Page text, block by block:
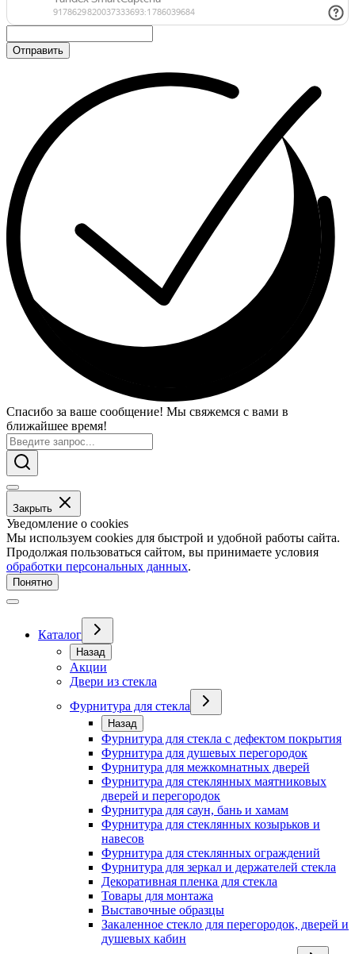
Отправить
Спасибо за ваше сообщение! Мы свяжемся с вами в
ближайшее время!
Закрыть
Уведомление о cookies
Мы используем cookies для быстрой и удобной работы сайта.
Продолжая пользоваться сайтом, вы принимаете условия
обработки персональных данных.
Понятно
Каталог
Назад
Акции
Двери из стекла
Фурнитура для стекла
Назад
Фурнитура для стекла с дефектом покрытия
Фурнитура для душевых перегородок
Фурнитура для межкомнатных дверей
Фурнитура для стеклянных маятниковых
дверей и перегородок
Фурнитура для саун, бань и хамам
Фурнитура для стеклянных козырьков и
навесов
Фурнитура для стеклянных ограждений
Фурнитура для зеркал и держателей стекла
Декоративная пленка для стекла
Товары для монтажа
Выставочные образцы
Закаленное стекло для перегородок, дверей и
душевых кабин